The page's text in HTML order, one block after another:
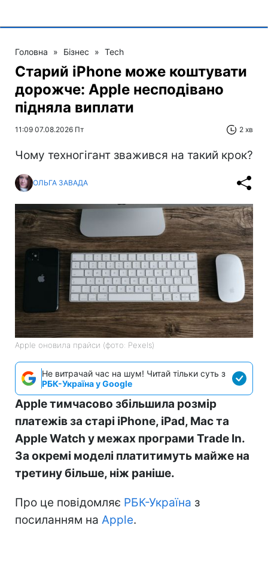
Головна » Бізнес » Tech
Старий iPhone може коштувати
дорожче: Apple несподівано
підняла виплати
11:09 07.08.2026 Пт 2 хв
Чому техногігант зважився на такий крок?
ОЛЬГА ЗАВАДА
Apple оновила прайси (фото: Pexels)
Не витрачай час на шум! Читай тільки суть з
РБК-Україна у Google
Apple тимчасово збільшила розмір
платежів за старі iPhone, iPad, Mac та
Apple Watch у межах програми Trade In.
За окремі моделі платитимуть майже на
третину більше, ніж раніше.
Про це повідомляє РБК-Україна з
посиланням на Apple.